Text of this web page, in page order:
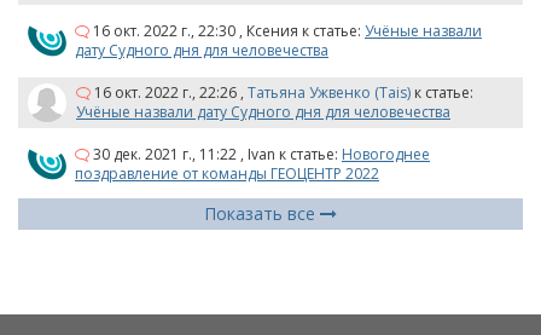
16 окт. 2022 г., 22:30 , Ксения к статье: Учёные назвали
дату Судного дня для человечества
16 окт. 2022 г., 22:26 , Татьяна Ужвенко (Tais) к статье:
Учёные назвали дату Судного дня для человечества
30 дек. 2021 г., 11:22 , Ivan к статье: Новогоднее
поздравление от команды ГЕОЦЕНТР 2022
Показать все